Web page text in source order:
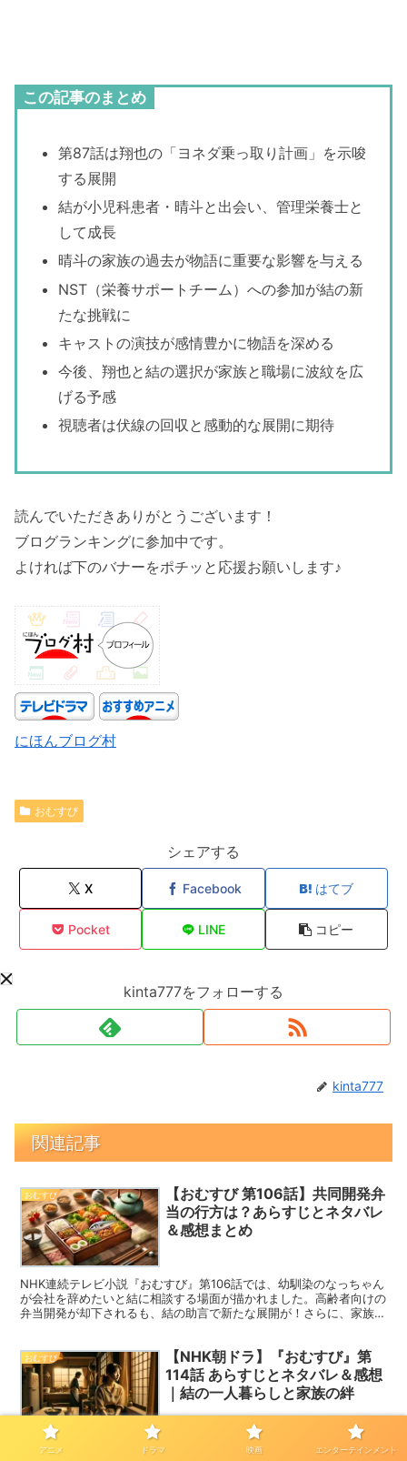
この記事のまとめ
第87話は翔也の「ヨネダ乗っ取り計画」を示唆
する展開
結が小児科患者・晴斗と出会い、管理栄養士と
して成長
晴斗の家族の過去が物語に重要な影響を与える
NST（栄養サポートチーム）への参加が結の新
たな挑戦に
キャストの演技が感情豊かに物語を深める
今後、翔也と結の選択が家族と職場に波紋を広
げる予感
視聴者は伏線の回収と感動的な展開に期待
読んでいただきありがとうございます！
ブログランキングに参加中です。
よければ下のバナーをポチッと応援お願いします♪
にほんブログ村
おむすび
シェアする
X Facebook はてブ
Pocket LINE コピー
kinta777をフォローする
kinta777
関連記事
おむすび
【おむすび 第106話】共同開発弁
当の行方は？あらすじとネタバレ
＆感想まとめ
NHK連続テレビ小説『おむすび』第106話では、幼馴染のなっちゃん
が会社を辞めたいと結に相談する場面が描かれました。高齢者向けの
弁当開発が却下されるも、結の助言で新たな展開が！さらに、家族の
おむすび
【NHK朝ドラ】『おむすび』第
114話 あらすじとネタバレ＆感想
｜結の一人暮らしと家族の絆
NHK連続テレビ小説『おむすび』第114話が放送されました！本話で
アニメ ドラマ 映画 エンターテインメント